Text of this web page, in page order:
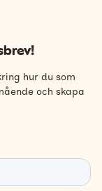
hur du som
och skapa